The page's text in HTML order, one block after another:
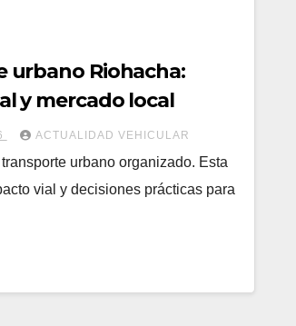
urbano Riohacha:
y mercado local
ACTUALIDAD VEHICULAR
urbano organizado. Esta
vial y decisiones prácticas para